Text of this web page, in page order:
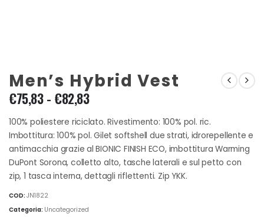
Men’s Hybrid Vest
€75,83 - €82,83Fascia
prezzo:
da
€75,83
a
€82,83
100% poliestere riciclato. Rivestimento: 100% pol. ric.
Imbottitura: 100% pol. Gilet softshell due strati, idrorepellente e
antimacchia grazie al BIONIC FINISH ECO, imbottitura Warming
DuPont Sorona, colletto alto, tasche laterali e sul petto con
zip, 1 tasca interna, dettagli riflettenti. Zip YKK.
COD: JN1822
Categoria: Uncategorized